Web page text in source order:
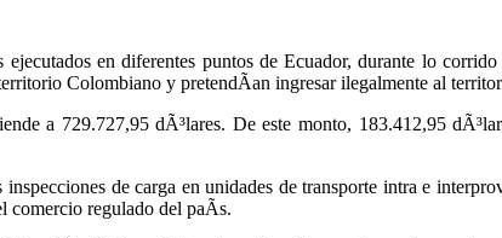
en diferentes puntos de Ecuador, durante lo
Colombiano y pretendÃ­an ingresar ilegalmente al
a 729.727,95 dÃ³lares. De este monto, 183.412,95
de carga en unidades de transporte intra e
comercio regulado del paÃ­s.